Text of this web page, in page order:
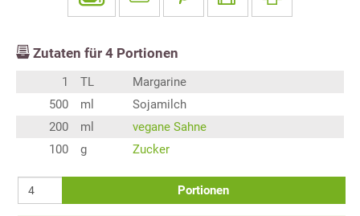
Zutaten für 4 Portionen
1 TL
Margarine
500
ml
Sojamilch
200
ml
vegane Sahne
100
g Zucker
Portionen